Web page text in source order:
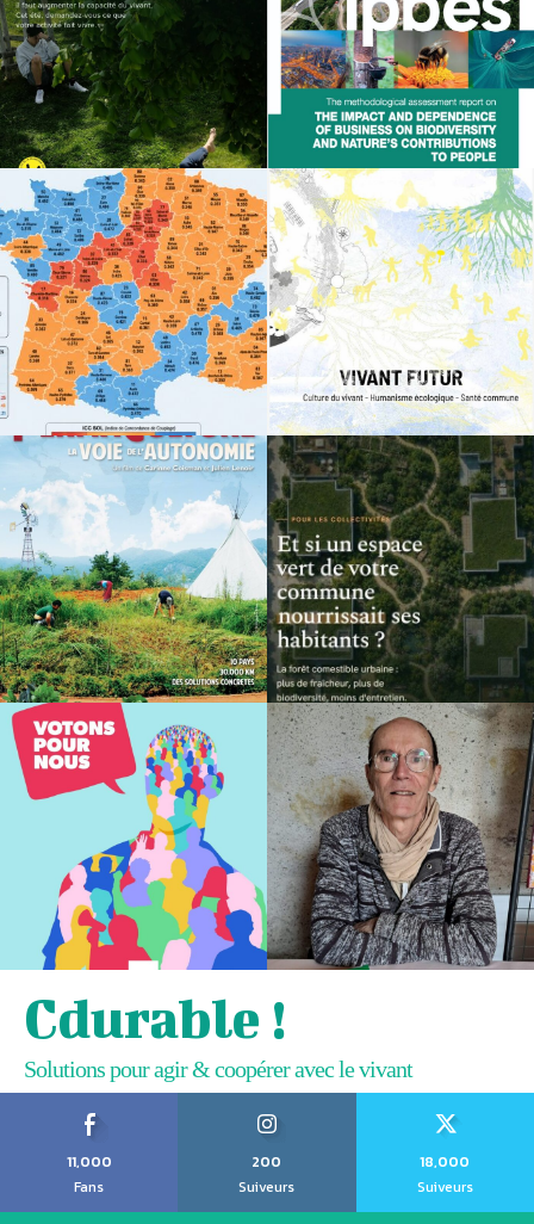
Cdurable !
Solutions pour agir & coopérer avec le vivant
11,000
Fans
200
Suiveurs
18,000
Suiveurs